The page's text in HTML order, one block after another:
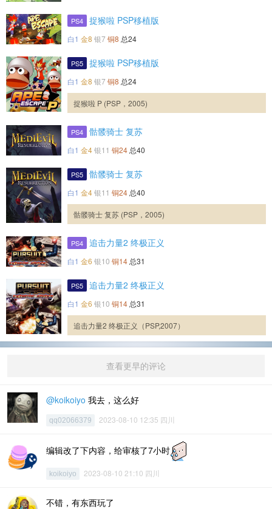
PS4 捉猴啦 PSP移植版
白1 金8 银7 铜8 总24
PS5 捉猴啦 PSP移植版
白1 金8 银7 铜8 总24
捉猴啦 P (PSP，2005)
PS4 骷髅骑士 复苏
白1 金4银11 铜24 总40
PS5 骷髅骑士 复苏
白1 金4银11 铜24 总40
骷髅骑士 复苏 (PSP，2005)
PS4 追击力量2 终极正义
白1 金6 银10 铜14 总31
PS5 追击力量2 终极正义
白1 金6 银10 铜14 总31
追击力量2 终极正义（PSP,2007）
查看更早的评论
@koikoiyo 我去，这么好
qq02066379 2023-08-10 12:35 四川
编辑改了下内容，给审核了7小时
koikoiyo 2023-08-10 21:10 四川
不错，有东西玩了